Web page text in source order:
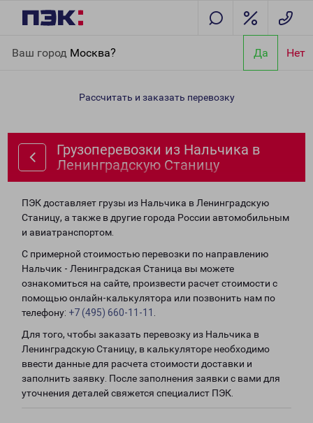
Ваш город Москва? Да Нет
Ленинградскую Станицу
Рассчитать и заказать перевозку
Грузоперевозки из Нальчика в
Ленинградскую Станицу
ПЭК доставляет грузы из Нальчика в Ленинградскую
Станицу, а также в другие города России автомобильным
и авиатранспортом.
С примерной стоимостью перевозки по направлению
Нальчик - Ленинградская Станица вы можете
ознакомиться на сайте, произвести расчет стоимости с
помощью онлайн-калькулятора или позвонить нам по
телефону: +7 (495) 660-11-11
Для того, чтобы заказать перевозку из Нальчика в
Ленинградскую Станицу, в калькуляторе необходимо
ввести данные для расчета стоимости доставки и
заполнить заявку. После заполнения заявки с вами для
уточнения деталей свяжется специалист ПЭК.